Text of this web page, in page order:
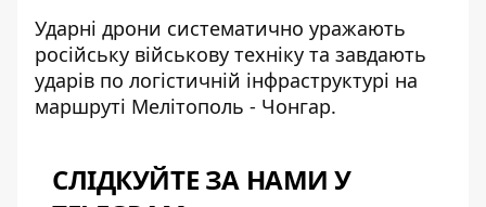
Ударні дрони систематично уражають
російську військову техніку та завдають
ударів по логістичній інфраструктурі на
маршруті Мелітополь - Чонгар.
СЛІДКУЙТЕ ЗА НАМИ У